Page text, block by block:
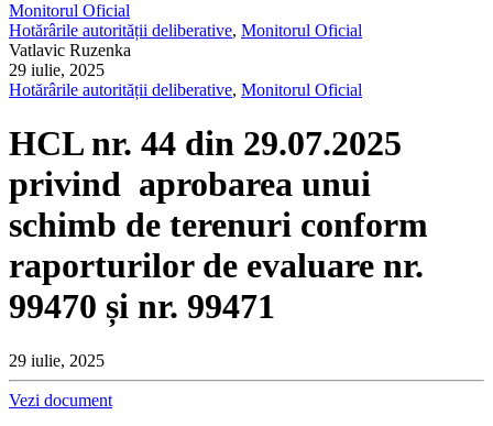
Monitorul Oficial
Hotărârile autorității deliberative, Monitorul Oficial
Vatlavic Ruzenka
29 iulie, 2025
Hotărârile autorității deliberative, Monitorul Oficial
HCL nr. 44 din 29.07.2025
privind aprobarea unui
schimb de terenuri conform
raporturilor de evaluare nr.
99470 și nr. 99471
29 iulie, 2025
Vezi document